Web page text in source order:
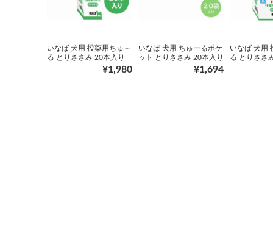
いなば 犬用 投薬用ちゅ～
る とりささみ 20本入り
¥1,980
いなば 犬用 ちゅーるポケ
ット とりささみ 20本入り
¥1,694
いなば 犬用
る とりささ